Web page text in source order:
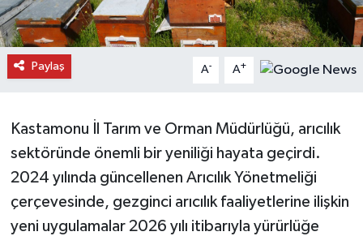
Paylaş A- A+
Kastamonu İl Tarım ve Orman Müdürlüğü, arıcılık
sektöründe önemli bir yeniliği hayata geçirdi.
2024 yılında güncellenen Arıcılık Yönetmeliği
çerçevesinde, gezginci arıcılık faaliyetlerine ilişkin
yeni uygulamalar 2026 yılı itibarıyla yürürlüğe
Hanönü Haberleri
İhsangazi Haberleri
Küre Haberleri
Merkez Haberleri
Pınarbaşı Haberleri